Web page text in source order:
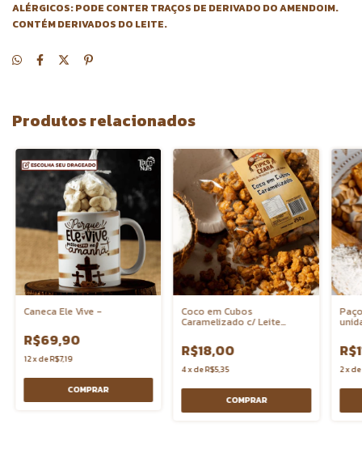
ALÉRGICOS: PODE CONTER TRAÇOS DE DERIVADO DO AMENDOIM.
CONTÉM DERIVADOS DO LEITE.
Produtos relacionados
Caneca Ele Vive -
R$69,90
12xdeR$7,19
COMPRAR
Coco em Cubos
Caramelizado c/ Leite
R$18,00
4xdeR$5,35
COMPRAR
2xde